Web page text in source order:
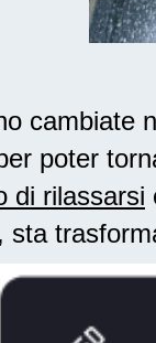
cambiate
poter
di rilassarsi
sta